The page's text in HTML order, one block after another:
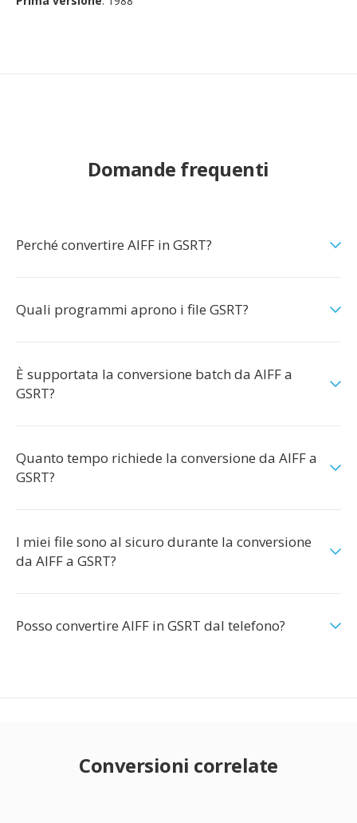
Domande frequenti
Perché convertire AIFF in GSRT?
Quali programmi aprono i file GSRT?
È supportata la conversione batch da AIFF a
GSRT?
Quanto tempo richiede la conversione da AIFF a
GSRT?
I miei file sono al sicuro durante la conversione
da AIFF a GSRT?
Posso convertire AIFF in GSRT dal telefono?
Conversioni correlate